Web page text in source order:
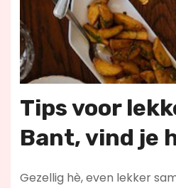
Tips voor
Bant, vind je
Gezellig hè, even lekker